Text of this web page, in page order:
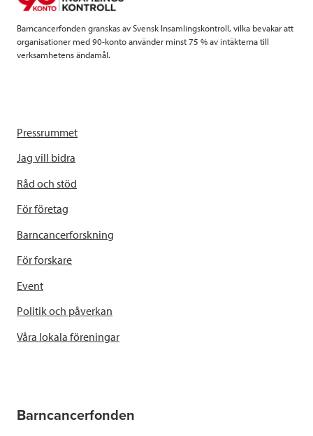
Barncancerfonden granskas av Svensk Insamlingskontroll, vilka bevakar att
organisationer med 90-konto använder minst 75 % av intäkterna till
verksamhetens ändamål.
Pressrummet
Jag vill bidra
Råd och stöd
För företag
Barncancerforskning
För forskare
Event
Politik och påverkan
Våra lokala föreningar
Barncancerfonden